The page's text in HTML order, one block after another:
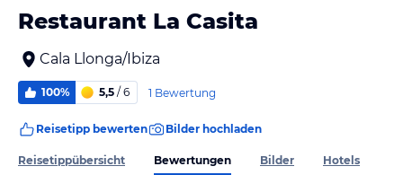
Restaurant La Casita
Cala Llonga/Ibiza
100% 5,5 / 6 1 Bewertung
Reisetipp bewerten Bilder hochladen
Reisetippübersicht Bewertungen Bilder Hotels